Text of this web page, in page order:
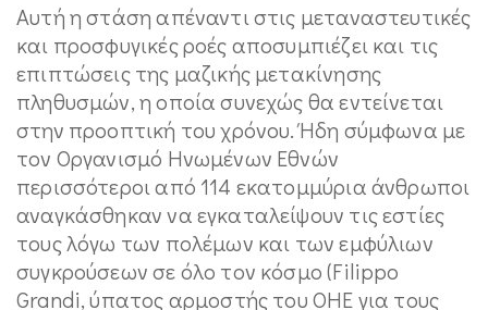
Αυτή η στάση απέναντι στις μεταναστευτικές
και προσφυγικές ροές αποσυμπιέζει και τις
επιπτώσεις της μαζικής μετακίνησης
πληθυσμών, η οποία συνεχώς θα εντείνεται
στην προοπτική του χρόνου. Ήδη σύμφωνα με
τον Οργανισμό Ηνωμένων Εθνών
περισσότεροι από 114 εκατομμύρια άνθρωποι
αναγκάσθηκαν να εγκαταλείψουν τις εστίες
τους λόγω των πολέμων και των εμφύλιων
συγκρούσεων σε όλο τον κόσμο (Filippo
Grandi, ύπατος αρμοστής του ΟΗΕ για τους